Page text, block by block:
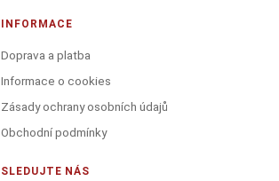
INFORMACE
Doprava a platba
Informace o cookies
Zásady ochrany osobních údajů
Obchodní podmínky
SLEDUJTE NÁS